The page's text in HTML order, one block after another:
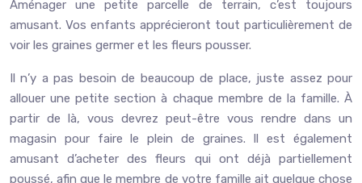
Aménager une petite parcelle de terrain, c’est toujours
amusant. Vos enfants apprécieront tout particulièrement de
voir les graines germer et les fleurs pousser.
Il n’y a pas besoin de beaucoup de place, juste assez pour
allouer une petite section à chaque membre de la famille. À
partir de là, vous devrez peut-être vous rendre dans un
magasin pour faire le plein de graines. Il est également
amusant d’acheter des fleurs qui ont déjà partiellement
poussé, afin que le membre de votre famille ait quelque chose